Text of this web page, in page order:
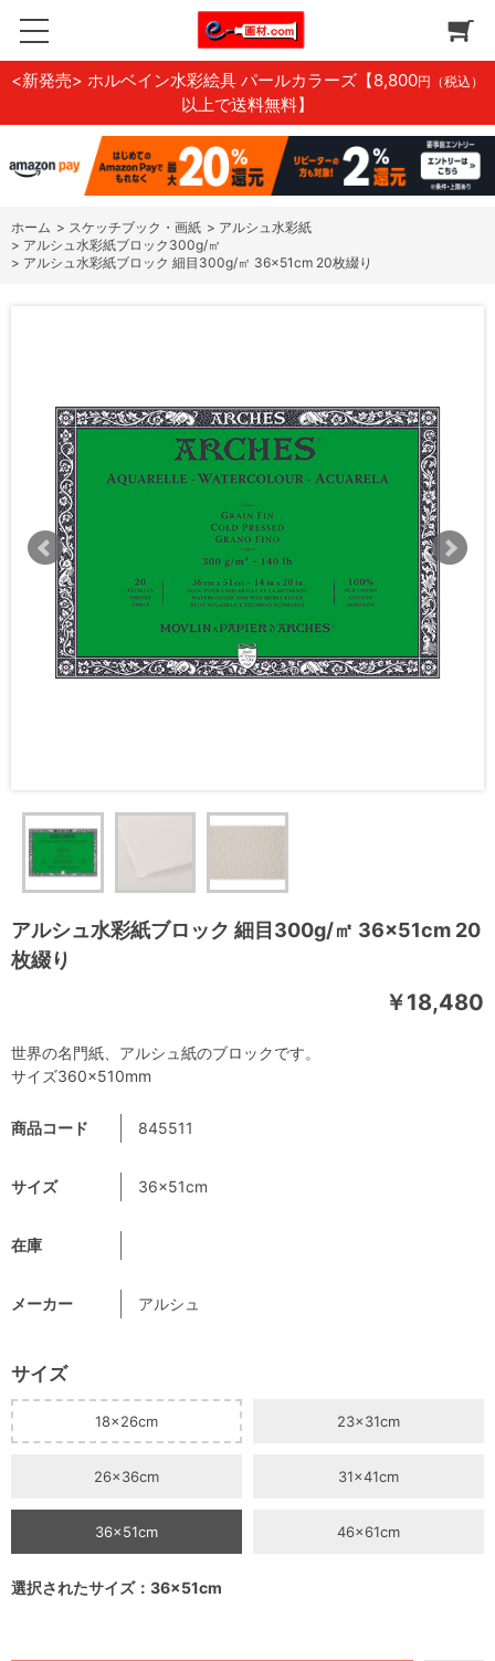
<新発売> ホルベイン水彩絵具 パールカラーズ 【8,800円（税込）
以上で送料無料】
ホーム > スケッチブック・画紙 > アルシュ水彩紙
> アルシュ水彩紙ブロック300g/㎡
> アルシュ水彩紙ブロック 細目300g/㎡ 36×51cm 20枚綴り
アルシュ水彩紙ブロック 細目300g/㎡ 36×51cm 20
枚綴り
￥18,480
商品コード 845511
サイズ 36×51cm
在庫
メーカー アルシュ
サイズ
18×26cm 23×31cm
26×36cm 31×41cm
36×51cm 46×61cm
選択されたサイズ：36×51cm
世界の名門紙、アルシュ紙のブロックです。
サイズ360×510mm